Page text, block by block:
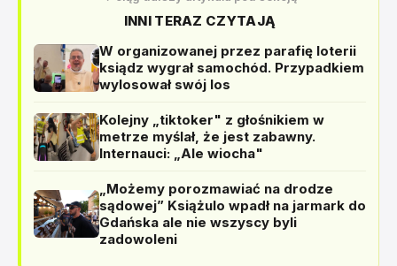
INNI TERAZ CZYTAJĄ
W organizowanej przez parafię loterii
ksiądz wygrał samochód. Przypadkiem
wylosował swój los
Kolejny „tiktoker" z głośnikiem w
metrze myślał, że jest zabawny.
Internauci: „Ale wiocha"
„Możemy porozmawiać na drodze
sądowej” Książulo wpadł na jarmark do
Gdańska ale nie wszyscy byli
zadowoleni